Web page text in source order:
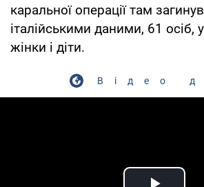
каральної операції там
італійськими даними, 61 осіб,
жінки і діти.
Відео